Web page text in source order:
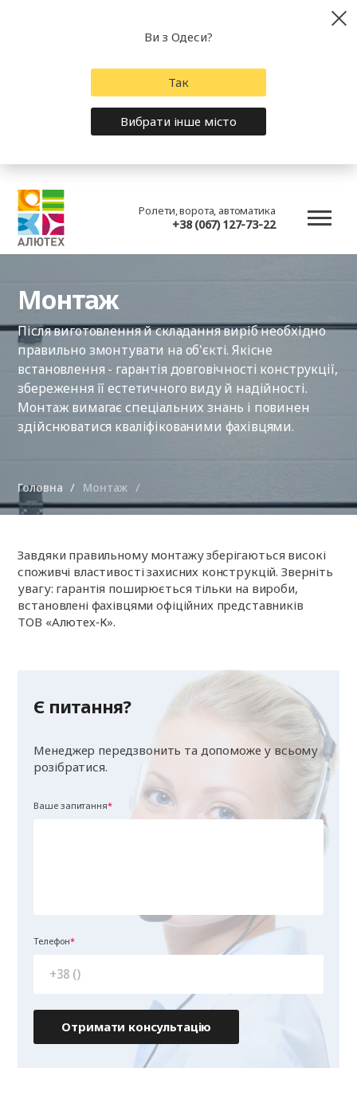
Ролети, ворота, автоматика
+38 (067) 127-73-22
Монтаж
Після виготовлення й складання виріб необхідно
правильно змонтувати на об'єкті. Якісне
встановлення - гарантія довговічності конструкції,
збереження її естетичного виду й надійності.
Монтаж вимагає спеціальних знань і повинен
здійснюватися кваліфікованими фахівцями.
Головна Монтаж
Завдяки правильному монтажу зберігаються високі
споживчі властивості захисних конструкцій. Зверніть
увагу: гарантія поширюється тільки на вироби,
встановлені фахівцями офіційних представників
ТОВ «Алютех‑К».
Є питання?
Менеджер передзвонить та допоможе у всьому
розібратися.
Ваше запитання
Телефон
Отримати консультацію
Ви з Одеси?
Так
Вибрати інше місто